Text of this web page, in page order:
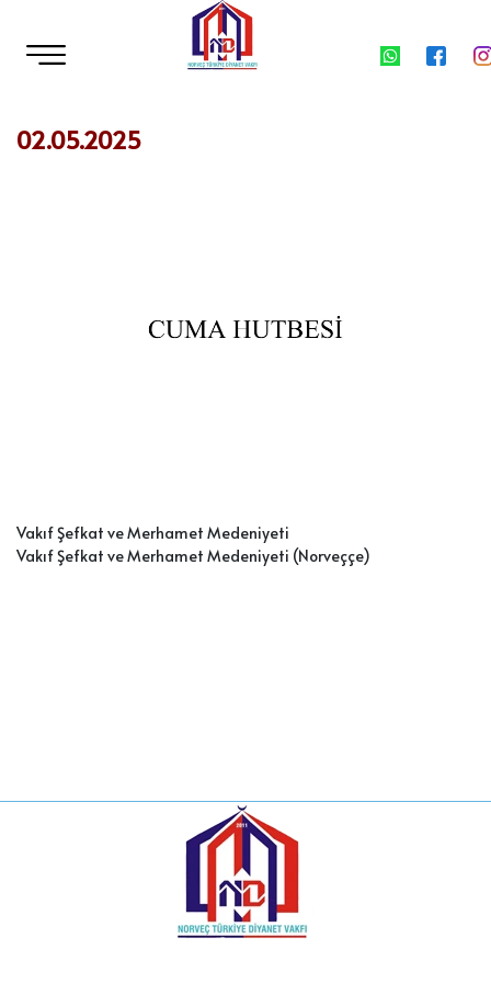
02.05.2025
Vakıf Şefkat ve Merhamet Medeniyeti
Vakıf Şefkat ve Merhamet Medeniyeti (Norveççe)